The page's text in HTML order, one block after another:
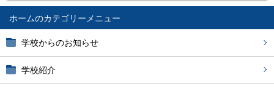
ホーム
学校からのお知らせ
学校紹介